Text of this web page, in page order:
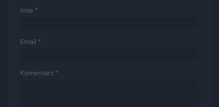
Imie *
Email *
Komentarz *